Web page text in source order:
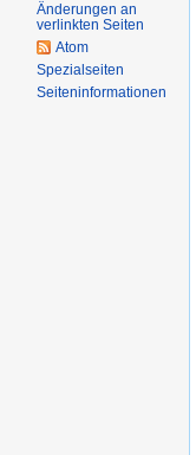
Änderungen an
verlinkten Seiten
Atom
Spezialseiten
Seiten­informationen